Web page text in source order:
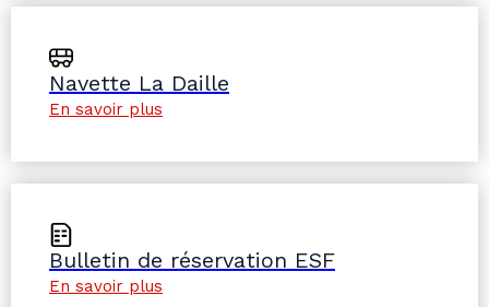
Navette La Daille
En savoir plus
Bulletin de réservation ESF
En savoir plus